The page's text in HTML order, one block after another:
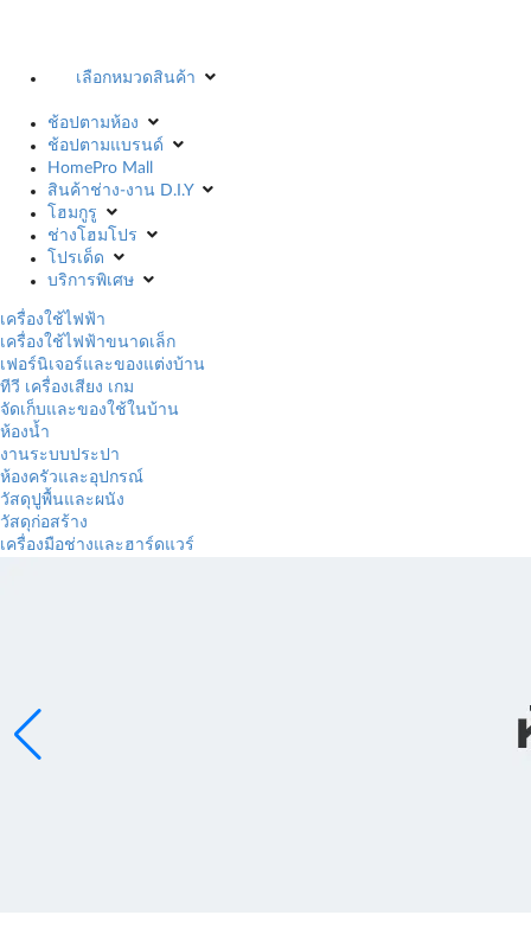
เลือกหมวดสินค้า
ช้อปตามห้อง
ช้อปตามแบรนด์
HomePro Mall
สินค้าช่าง-งาน D.I.Y
โฮมกูรู
ช่างโฮมโปร
โปรเด็ด
บริการพิเศษ
เครื่องใช้ไฟฟ้า
เครื่องใช้ไฟฟ้าขนาดเล็ก
เฟอร์นิเจอร์และของแต่งบ้าน
ทีวี เครื่องเสียง เกม
จัดเก็บและของใช้ในบ้าน
ห้องน้ำ
งานระบบประปา
ห้องครัวและอุปกรณ์
วัสดุปูพื้นและผนัง
วัสดุก่อสร้าง
เครื่องมือช่างและฮาร์ดแวร์